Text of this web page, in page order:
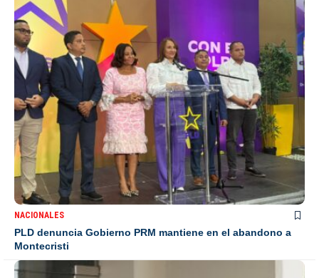
NACIONALES
PLD denuncia Gobierno PRM mantiene en el abandono a
Montecristi